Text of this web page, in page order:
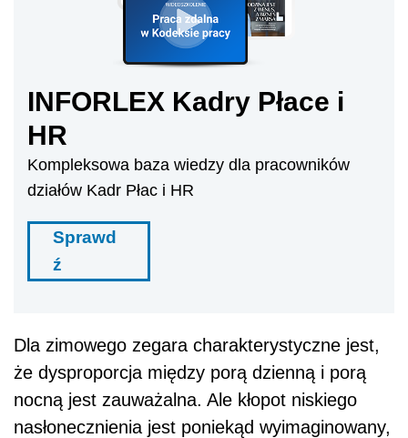
INFORLEX Kadry Płace i
HR
Kompleksowa baza wiedzy dla pracowników
działów Kadr Płac i HR
Sprawd
ź
Dla zimowego zegara charakterystyczne jest,
że dysproporcja między porą dzienną i porą
nocną jest zauważalna. Ale kłopot niskiego
nasłonecznienia jest poniekąd wyimaginowany,